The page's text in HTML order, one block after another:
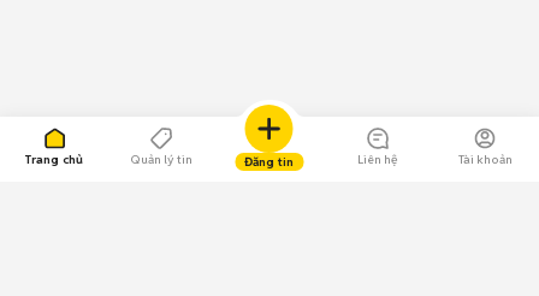
Trang chủ Quản lý tin Đăng tin Liên hệ Tài khoản